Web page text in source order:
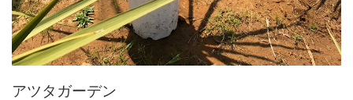
アツタガーデン